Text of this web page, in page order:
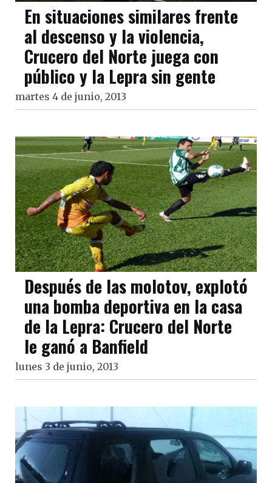
En situaciones similares frente
al descenso y la violencia,
Crucero del Norte juega con
público y la Lepra sin gente
martes 4 de junio, 2013
Después de las molotov, explotó
una bomba deportiva en la casa
de la Lepra: Crucero del Norte
le ganó a Banfield
lunes 3 de junio, 2013